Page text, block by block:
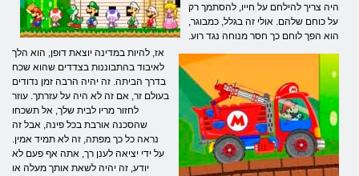
היה צריך להילחם על חייו, להסתמך רק
על כוחם שלהם. אולי זה בגלל, כמבוגר,
הוא הפך לוחם כך חסר מנוחה נגד רוע.
אז, להיות במדינה יוצאת דופן, הוא הלך
לאיבוד בהתבוננות בצדדים שהוא שכח
בדרך הביתה. זה יהיה הרבה זמן נדודים
בעולם זר, אם זה לא היה על עזרתך. עוזר
לחזור מריו לבית שלך, אל תשכחו
שהסכנה אורבת בכל פינה, אבל זה
נראה כל כך מפתה, זה לא תמיד אמין.
על ידי יציאה לענן רך, אתה אף פעם לא
יודע, זה יהיה לשאת אותך מעלה או